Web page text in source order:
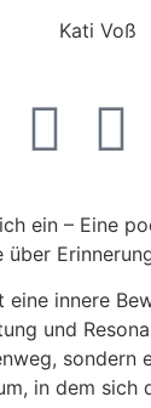
Kati Voß
ein – Eine
über
eine innere
und
sondern
in dem sich